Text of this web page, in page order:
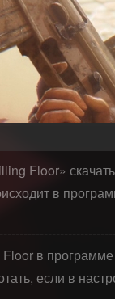
Floor»
в
в
если в